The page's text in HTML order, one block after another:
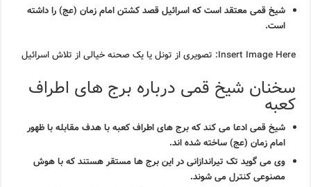
شیخ قمی معتقد است که اسرائیل قصد کشتن امام زمان (عج) را داشته
است.
Insert Image Here: تصویری از تونل یا یک صحنه خیالی از تلاش اسرائیل
سخنان شیخ قمی درباره برج های اطراف
کعبه
شیخ قمی ادعا می کند که برج های اطراف کعبه با هدف مقابله با ظهور
امام زمان (عج) ساخته شده اند.
وی می گوید تک تیراندازانی در این برج ها مستقر هستند که با هوش
مصنوعی کنترل می شوند.